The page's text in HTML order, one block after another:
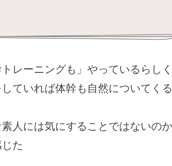
レーニングも」やっているらし
ていれば体幹も自然についてく
人には気にすることではないの
た